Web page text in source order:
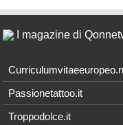
I magazine di
Passionetattoo.it
Troppodolce.it